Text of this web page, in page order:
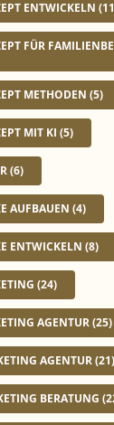
ENTWICKELN
FÜR
METHODEN (5)
MIT KI (5)
(6)
AUFBAUEN (4)
ENTWICKELN (8)
(24)
AGENTUR(25)
AGENTUR(21)
BERATUNG